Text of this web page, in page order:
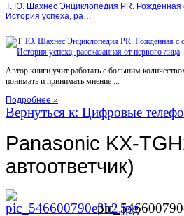
Т. Ю. Шахнес Энциклопедия PR. Рожденная
История успеха, ра…
Автор книги учит работать с большим
понимать и принимать мнение ...
Подробнее »
Вернуться к: Цифровые
Panasonic KX-
автоответчик)